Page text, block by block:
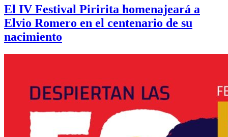
El IV Festival Piririta homenajeará a
Elvio Romero en el centenario de su
nacimiento